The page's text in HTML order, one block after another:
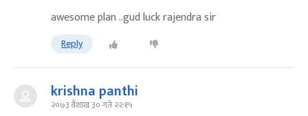
awesome plan ..gud luck rajendra sir
Reply
krishna panthi
२०७३ वैशाख ३० गते २२:१५